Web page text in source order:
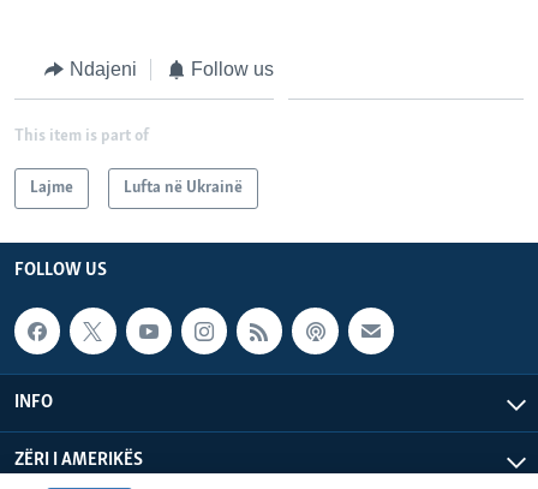
Ndajeni Follow us
This item is part of
Lajme Lufta në Ukrainë
FOLLOW US
INFO
ZËRI I AMERIKËS